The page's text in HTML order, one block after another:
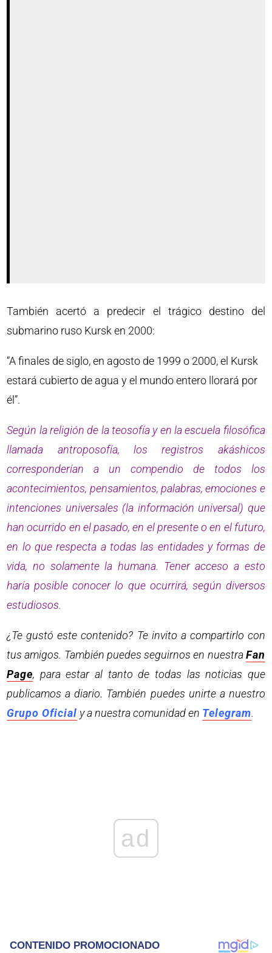
También acertó a predecir el trágico destino del
submarino ruso Kursk en 2000:
“A finales de siglo, en agosto de 1999 o 2000, el Kursk
estará cubierto de agua y el mundo entero llorará por
él”.
Según la religión de la teosofía y en la escuela filosófica
llamada antroposofía, los registros akáshicos
corresponderían a un compendio de todos los
acontecimientos, pensamientos, palabras, emociones e
intenciones universales (la información universal) que
han ocurrido en el pasado, en el presente o en el futuro,
en lo que respecta a todas las entidades y formas de
vida, no solamente la humana. Tener acceso a esto
haría posible conocer lo que ocurrirá, según diversos
estudiosos.
¿Te gustó este contenido? Te invito a compartirlo con
tus amigos. También puedes seguirnos en nuestraFan
Page, para estar al tanto de todas las noticias que
publicamos a diario. También puedes unirte a nuestro
Grupo Oficial y a nuestra comunidad en Telegram.
ad